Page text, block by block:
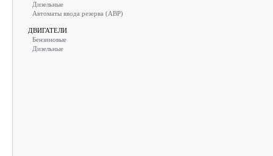
Дизельные
Автоматы ввода резерва (АВР)
ДВИГАТЕЛИ
Бензиновые
Дизельные